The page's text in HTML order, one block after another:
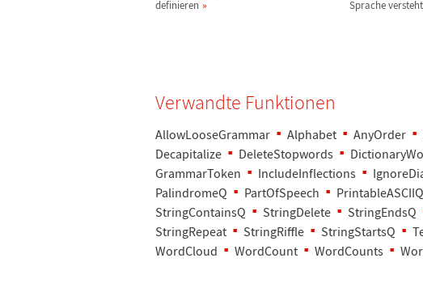
definieren
Sprache versteht
Verwandte Funktionen
AllowLooseGrammar Alphabet AnyOrder
Decapitalize
DeleteStopwords
GrammarToken
IncludeInflections
PalindromeQ
PartOfSpeech PrintableASCIIQ
StringContainsQ
StringDelete StringEndsQ
StringRepeat
StringRiffle StringStartsQ
WordCloud
WordCount WordCounts